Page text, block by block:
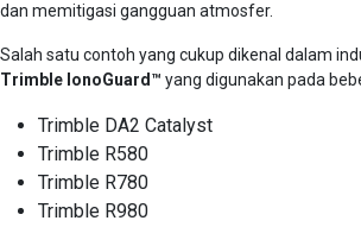
dan memitigasi gangguan atmosfer.
Salah satu contoh yang cukup dikenal dalam
Trimble IonoGuard™ yang digunakan pada
Trimble DA2 Catalyst
Trimble R580
Trimble R780
Trimble R980